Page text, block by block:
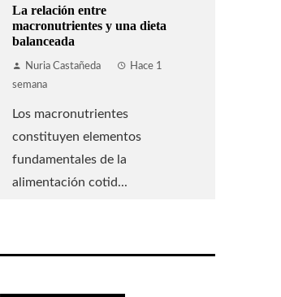
La relación entre
macronutrientes y una dieta
balanceada
Nuria Castañeda
Hace 1
semana
Los macronutrientes
constituyen elementos
fundamentales de la
alimentación cotid...